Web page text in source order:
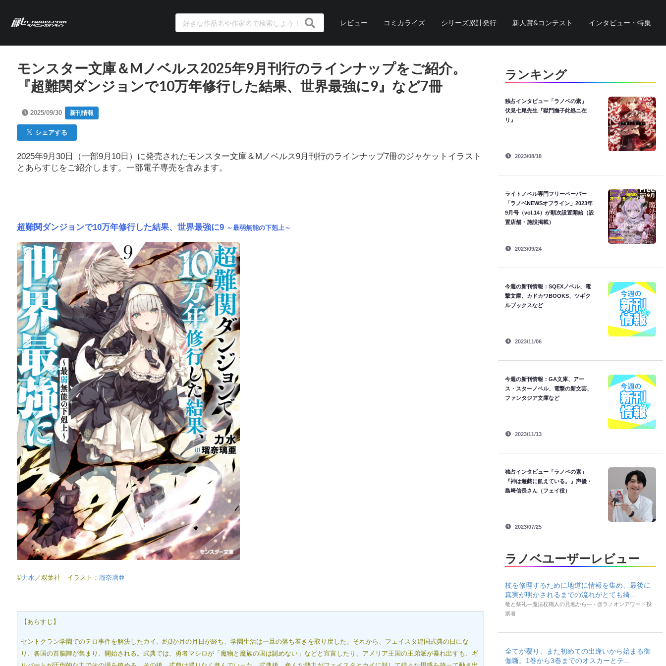
レビュー コミカライズ シリーズ累計発行 新人賞&コンテスト インタビュー・特集
モンスター文庫＆Mノベルス2025年9月刊行のラインナップをご紹介。
『超難関ダンジョンで10万年修行した結果、世界最強に9』など7冊
2025/09/30 新刊情報
シェアする
2025年9月30日（一部9月10日）に発売されたモンスター文庫＆Mノベルス9月刊行のラインナップ7冊のジャケットイラスト
とあらすじをご紹介します。一部電子専売を含みます。
超難関ダンジョンで10万年修行した結果、世界最強に9 ～最弱無能の下剋上～
©力水 ／双葉社 イラスト： 瑠奈璃亜
【あらすじ】
セントクラン学園でのテロ事件を解決したカイ。約3か月の月日が経ち、学園生活は一旦の落ち着きを取り戻した。それから、フェイスタ建国式典の日にな
り、各国の首脳陣が集まり、開始される。式典では、勇者マシロが「魔物と魔族の国は認めない」などと宣言したり、アメリア王国の王弟派が暴れ出すも、ギ
ランキング
独占インタビュー「ラノベの素」
伏見七尾先生『獄門撫子此処ニ在
リ』
2023/08/18
ライトノベル専門フリーペーパー
「ラノベNEWSオフライン」2023年
9月号（vol.14）が順次設置開始（設
置店舗・施設掲載）
2023/09/24
今週の新刊情報：SQEXノベル、電
撃文庫、カドカワBOOKS、ツギク
ルブックスなど
2023/11/06
今週の新刊情報：GA文庫、アー
ス・スターノベル、電撃の新文芸、
ファンタジア文庫など
2023/11/13
独占インタビュー「ラノベの素」
『神は遊戯に飢えている。』声優・
島﨑信長さん（フェイ役）
2023/07/25
ラノベユーザーレビュー
杖を修理するために地道に情報を集め、最後に
真実が明かされるまでの流れがとても綺...
竜と祭礼―魔法杖職人の見地から― - @ラノオンアワード投
票者
全てが覆り、また初めての出逢いから始まる御
伽噺。1巻から3巻までのオスカーとテ...